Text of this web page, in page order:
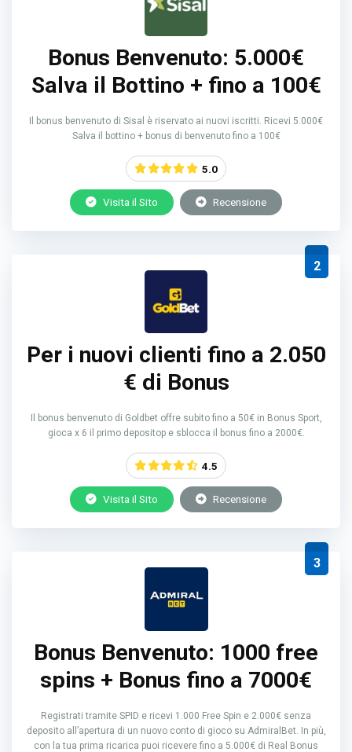
Bonus Benvenuto: 5.000€
Salva il Bottino + fino a 100€
Il bonus benvenuto di Sisal è riservato ai nuovi iscritti. Ricevi 5.000€
Salva il bottino + bonus di benvenuto fino a 100€
5.0
Visita il Sito Recensione
2
Per i nuovi clienti fino a 2.050
€ di Bonus
Il bonus benvenuto di Goldbet offre subito fino a 50€ in Bonus Sport,
gioca x 6 il primo depositop e sblocca il bonus fino a 2000€.
4.5
Visita il Sito Recensione
3
Bonus Benvenuto: 1000 free
spins + Bonus fino a 7000€
Registrati tramite SPID e ricevi 1.000 Free Spin e 2.000€ senza
deposito all’apertura di un nuovo conto di gioco su AdmiralBet. In più,
con la tua prima ricarica puoi ricevere fino a 5.000€ di Real Bonus